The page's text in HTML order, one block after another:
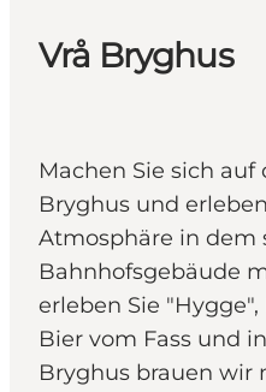
Vrå Bryghus
Machen Sie sich auf
Bryghus und
Atmosphäre in dem
Bahnhofsgebäude
erleben Sie
Bier vom Fass und
Bryghus brauen wir